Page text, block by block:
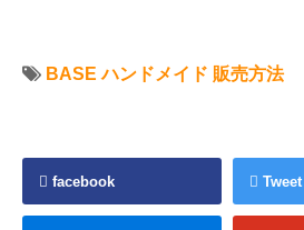
BASE ハンドメイド 販売方法
facebook Tweet